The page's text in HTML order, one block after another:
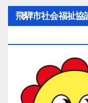
飛騨市社会福祉協